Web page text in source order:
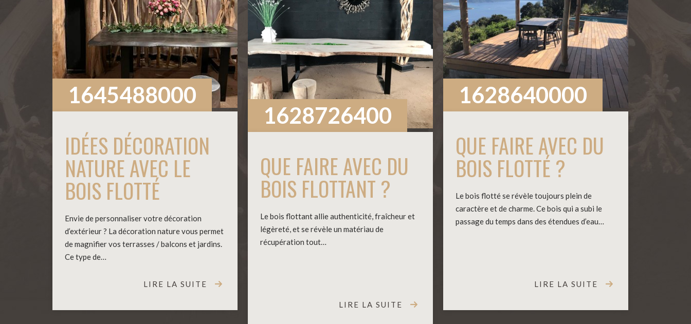
1645488000
IDÉES DÉCORATION
NATURE AVEC LE
BOIS FLOTTÉ
Envie de personnaliser votre décoration
d’extérieur ? La décoration nature vous permet
de magnifier vos terrasses / balcons et jardins.
Ce type de…
LIRE LA SUITE
1628726400
QUE FAIRE AVEC DU
BOIS FLOTTANT ?
Le bois flottant allie authenticité, fraîcheur et
légèreté, et se révèle un matériau de
récupération tout…
LIRE LA SUITE
1628640000
QUE FAIRE AVEC DU
BOIS FLOTTÉ ?
Le bois flotté se révèle toujours plein de
caractère et de charme. Ce bois qui a subi le
passage du temps dans des étendues d’eau…
LIRE LA SUITE